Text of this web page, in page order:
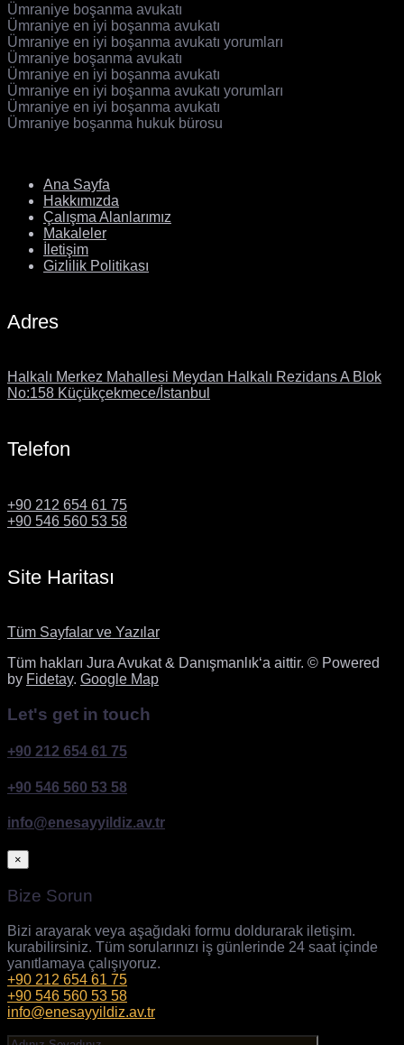
Ümraniye boşanma avukatı
Ümraniye en iyi boşanma avukatı
Ümraniye en iyi boşanma avukatı yorumları
Ümraniye boşanma avukatı
Ümraniye en iyi boşanma avukatı
Ümraniye en iyi boşanma avukatı yorumları
Ümraniye en iyi boşanma avukatı
Ümraniye boşanma hukuk bürosu
Ana Sayfa
Hakkımızda
Çalışma Alanlarımız
Makaleler
İletişim
Gizlilik Politikası
Adres
Halkalı Merkez Mahallesi Meydan Halkalı Rezidans A Blok
No:158 Küçükçekmece/İstanbul
Telefon
+90 212 654 61 75
+90 546 560 53 58
Site Haritası
Tüm Sayfalar ve Yazılar
Tüm hakları Jura Avukat & Danışmanlık‘a aittir. © Powered
by Fidetay. Google Map
Let's get in touch
+90 212 654 61 75
+90 546 560 53 58
info@enesayyildiz.av.tr
×
Bize Sorun
Bizi arayarak veya aşağıdaki formu doldurarak iletişim.
kurabilirsiniz. Tüm sorularınızı iş günlerinde 24 saat içinde
yanıtlamaya çalışıyoruz.
+90 212 654 61 75
+90 546 560 53 58
info@enesayyildiz.av.tr